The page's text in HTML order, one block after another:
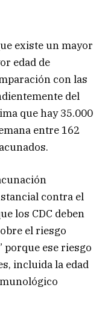
existe un mayor
edad de
con las
del
que hay 35.000
entre 162
contra el
los CDC deben
el riesgo
porque ese riesgo
incluida la edad